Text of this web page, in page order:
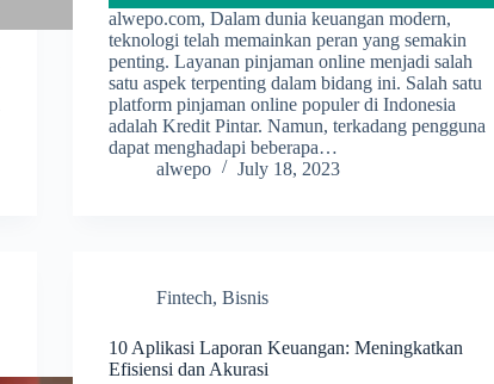
alwepo.com, Dalam dunia keuangan modern,
teknologi telah memainkan peran yang semakin
penting. Layanan pinjaman online menjadi salah
satu aspek terpenting dalam bidang ini. Salah satu
platform pinjaman online populer di Indonesia
adalah Kredit Pintar. Namun, terkadang pengguna
dapat menghadapi beberapa…
alwepo
July 18, 2023
Fintech,Bisnis
10 Aplikasi Laporan Keuangan: Meningkatkan
Efisiensi dan Akurasi